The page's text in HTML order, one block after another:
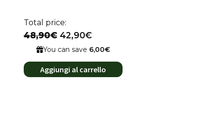
Total price:
48,90€ 42,90€
You can save 6,00€
Aggiungi al carrello